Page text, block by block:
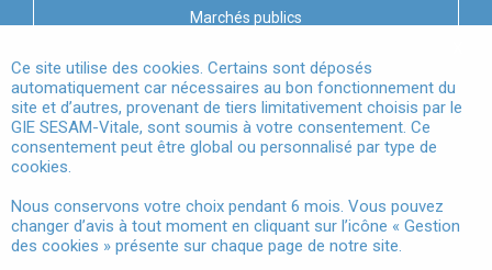
Marchés publics
Mentions légales
Conditions Générales d'Utilisation
Données à Caractère Personnel
Accessibilité
Gestion des cookies
Ce site utilise des cookies. Certains sont déposés
automatiquement car nécessaires au bon fonctionnement du
site et d’autres, provenant de tiers limitativement choisis par le
GIE SESAM-Vitale, sont soumis à votre consentement. Ce
consentement peut être global ou personnalisé par type de
cookies.
Nous conservons votre choix pendant 6 mois. Vous pouvez
changer d’avis à tout moment en cliquant sur l’icône « Gestion
des cookies » présente sur chaque page de notre site.